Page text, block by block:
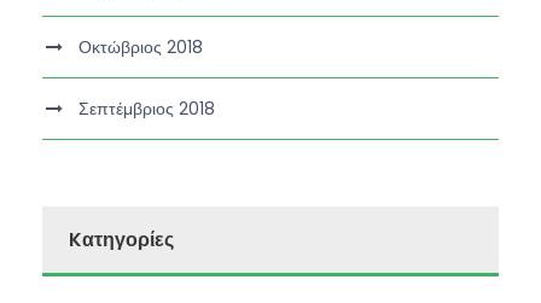
Οκτώβριος 2018
Σεπτέμβριος 2018
Kατηγορίες